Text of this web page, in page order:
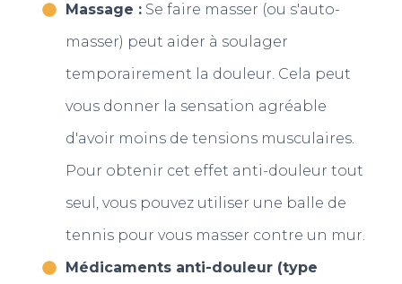
Massage :Se faire masser (ou s'auto-
masser) peut aider à soulager
temporairement la douleur. Cela peut
vous donner la sensation agréable
d'avoir moins de tensions musculaires.
Pour obtenir cet effet anti-douleur tout
seul, vous pouvez utiliser une balle de
tennis pour vous masser contre un mur.
Médicaments anti-douleur (type